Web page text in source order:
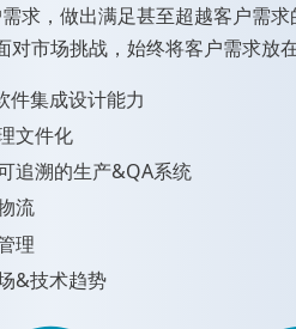
求，做出满足甚至超越客户需
市场挑战，始终将客户需求放在
件集成设计能力
文件化
追溯的生产&QA系统
流
理
&技术趋势